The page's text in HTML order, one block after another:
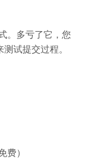
。多亏了它，您
试提交过程。
费）